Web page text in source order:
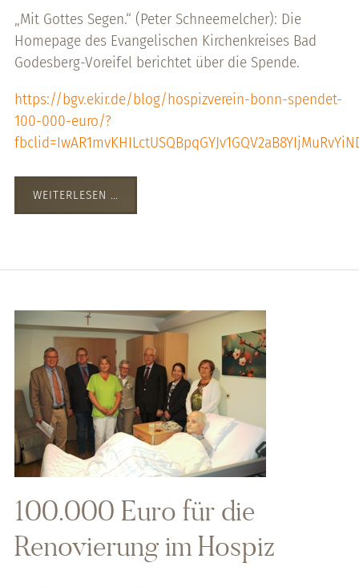
„Mit Gottes Segen.“ (Peter Schneemelcher): Die
Homepage des Evangelischen Kirchenkreises Bad
Godesberg-Voreifel berichtet über die Spende.
https://bgv.ekir.de/blog/hospizverein-bonn-spendet-
100-000-euro/?
WEITERLESEN …
100.000 Euro für die
Renovierung im Hospiz